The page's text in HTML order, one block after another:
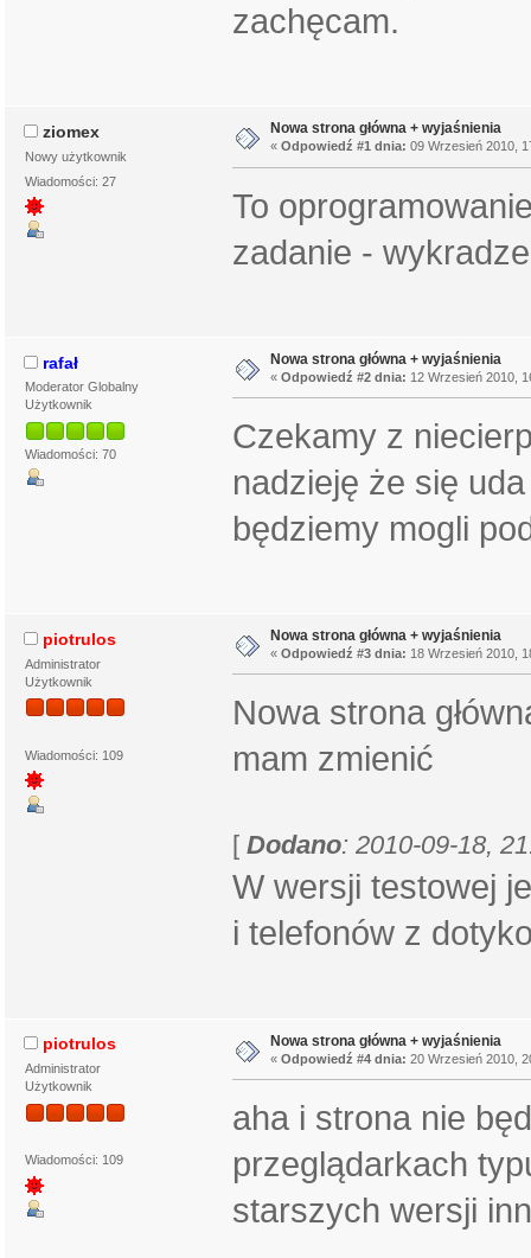
zachęcam.
ziomex
Nowy użytkownik
Wiadomości: 27
Nowa strona główna + wyjaśnienia
« Odpowiedź #1 dnia: 09 Wrzesień 2010,
To
zadanie -
rafał
Moderator Globalny
Użytkownik
Wiadomości: 70
Nowa strona główna + wyjaśnienia
« Odpowiedź #2 dnia: 12 Wrzesień 2010,
Czekamy z
nadzieję że się
będziemy mogli
piotrulos
Administrator
Użytkownik
Wiadomości: 109
Nowa strona główna + wyjaśnienia
« Odpowiedź #3 dnia: 18 Wrzesień 2010,
Nowa strona
mam zmienić
[ Dodano: 2010-09-18,
W wersji testowej
i telefonów z
piotrulos
Administrator
Użytkownik
Wiadomości: 109
Nowa strona główna + wyjaśnienia
« Odpowiedź #4 dnia: 20 Wrzesień 2010,
aha i strona nie
przeglądarkach
starszych wersji